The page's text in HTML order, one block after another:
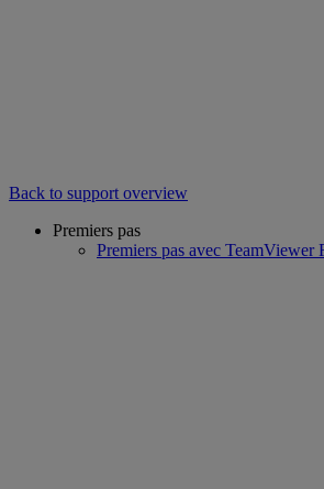
Back to support overview
Premiers pas
Premiers pas avec TeamViewer